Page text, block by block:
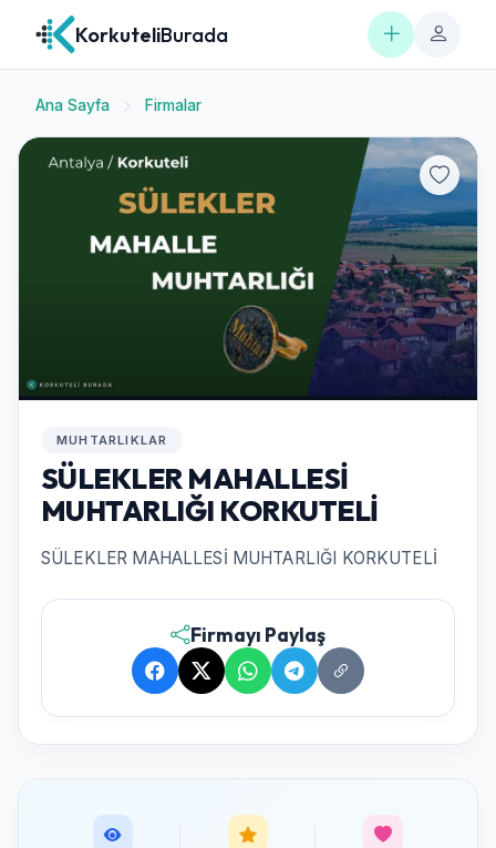
KorkuteliBurada
Ana Sayfa Firmalar
MUHTARLIKLAR
SÜLEKLER MAHALLESİ
MUHTARLIĞI KORKUTELİ
SÜLEKLER MAHALLESİ MUHTARLIĞI KORKUTELİ
Firmayı Paylaş